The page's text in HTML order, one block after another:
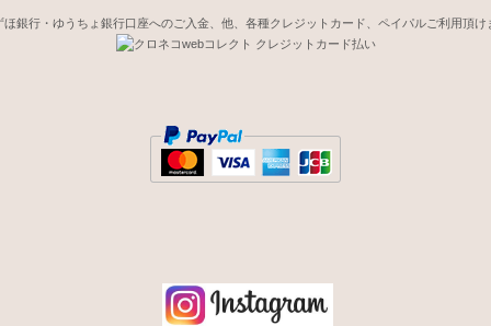
銀行・ゆうちょ銀行口座へのご入金、他、各種クレジットカード、ペイパルご利用頂け